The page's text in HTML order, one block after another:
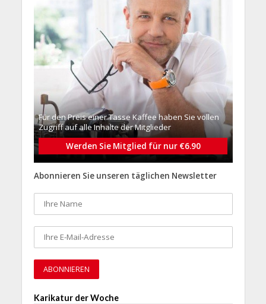
Für den Preis einer Tasse Kaffee haben Sie vollen
Zugriff auf alle Inhalte der Mitglieder
Werden Sie Mitglied für nur €6.90
Abonnieren Sie unseren täglichen Newsletter
Karikatur der Woche